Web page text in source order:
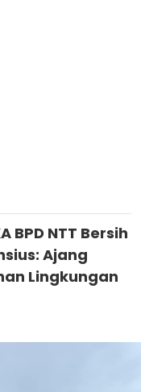
BPD NTT Bersih
Ajang
Lingkungan